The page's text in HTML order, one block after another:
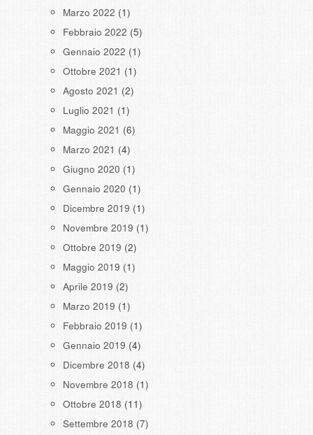
Marzo 2022 (1)
Febbraio 2022 (5)
Gennaio 2022 (1)
Ottobre 2021 (1)
Agosto 2021 (2)
Luglio 2021 (1)
Maggio 2021 (6)
Marzo 2021 (4)
Giugno 2020 (1)
Gennaio 2020 (1)
Dicembre 2019 (1)
Novembre 2019 (1)
Ottobre 2019 (2)
Maggio 2019 (1)
Aprile 2019 (2)
Marzo 2019 (1)
Febbraio 2019 (1)
Gennaio 2019 (4)
Dicembre 2018 (4)
Novembre 2018 (1)
Ottobre 2018 (11)
Settembre 2018 (7)